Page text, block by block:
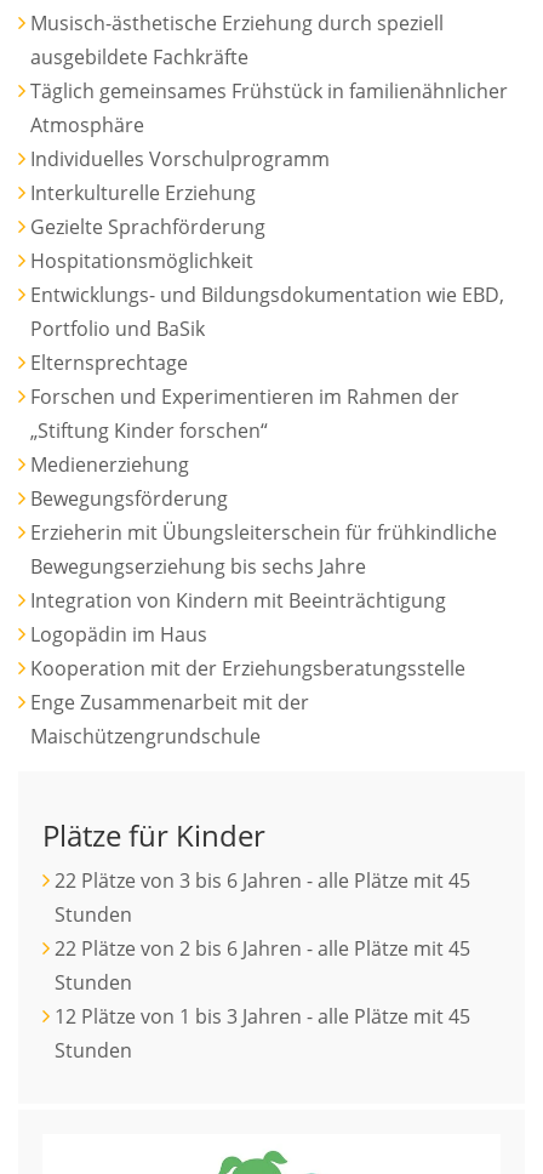
Musisch-ästhetische Erziehung durch speziell
ausgebildete Fachkräfte
Täglich gemeinsames Frühstück in familienähnlicher
Atmosphäre
Individuelles Vorschulprogramm
Interkulturelle Erziehung
Gezielte Sprachförderung
Hospitationsmöglichkeit
Entwicklungs- und Bildungsdokumentation wie EBD,
Portfolio und BaSik
Elternsprechtage
Forschen und Experimentieren im Rahmen der
„Stiftung Kinder forschen“
Medienerziehung
Bewegungsförderung
Erzieherin mit Übungsleiterschein für frühkindliche
Bewegungserziehung bis sechs Jahre
Integration von Kindern mit Beeinträchtigung
Logopädin im Haus
Kooperation mit der Erziehungsberatungsstelle
Enge Zusammenarbeit mit der
Maischützengrundschule
Plätze für Kinder
22 Plätze von 3 bis 6 Jahren - alle Plätze mit 45
Stunden
22 Plätze von 2 bis 6 Jahren - alle Plätze mit 45
Stunden
12 Plätze von 1 bis 3 Jahren - alle Plätze mit 45
Stunden